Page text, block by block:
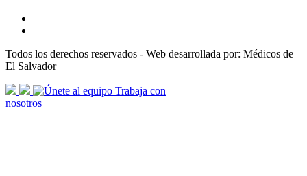
Todos los derechos reservados - Web desarrollada por: Médicos de
El Salvador
scroll
arrow
Trabaja con
nosotros